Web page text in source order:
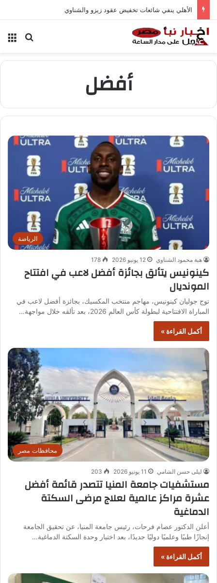
الأهلي ينفي شائعات تخفيض عقود زيزو والشناوي
بحث
أفضل
الرياضة
هبة محمود الشناوي 12 يونيو 2026 178
كينونيس يتألق بجائزة أفضل لاعب في افتتاح
المونديال
توج جوليان كينونيس، مهاجم منتخب المكسيك، بجائزة أفضل لاعب في
المباراة الافتتاحية لبطولة كأس العالم 2026، بعد تألقه خلال مواجهة…
أكمل القراءة »
محافظات مصر
ليلى حسن الشامي 11 يونيو 2026 203
مستشفيات جامعة المنيا تتصدر قائمة أفضل
عشرة مراكز عالمية لعلاج مرضى السكتة
الدماغية
أعلن الدكتور عصام فرحات، رئيس جامعة المنيا، عن تحقيق الجامعة
إنجازًا طبيًا وعلميًا دوليًا جديدًا، بعد اختيار وحدة السكتة الدماغية…
أكمل القراءة »